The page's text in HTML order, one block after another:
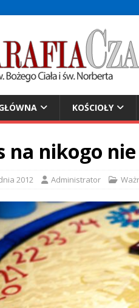
KOŚCIOŁY
na nikogo
2012 Administrator